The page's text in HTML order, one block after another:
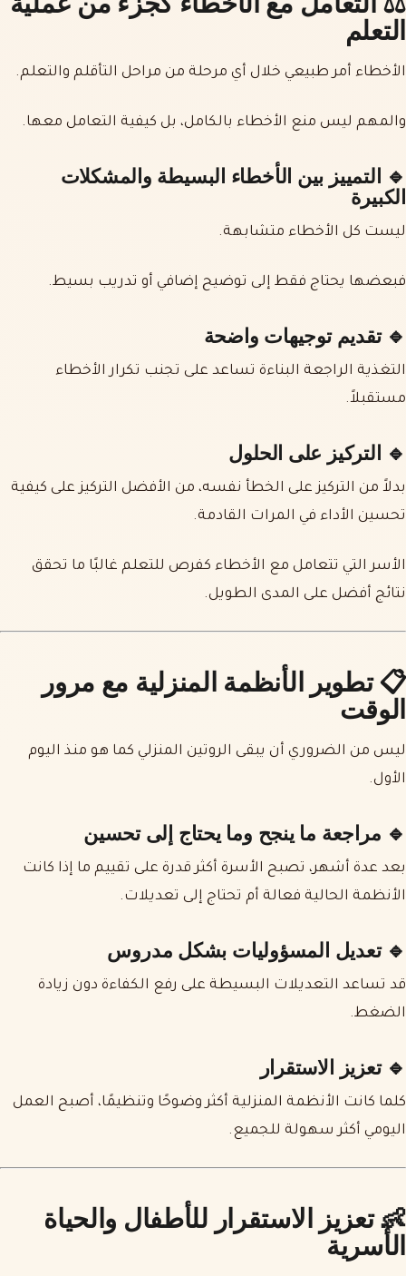
التعلم
الأخطاء أمر طبيعي خلال أي مرحلة من مراحل التأقلم والتعلم.
والمهم ليس منع الأخطاء بالكامل، بل كيفية التعامل معها.
🔹 التمييز بين الأخطاء البسيطة والمشكلات
الكبيرة
ليست كل الأخطاء متشابهة.
فبعضها يحتاج فقط إلى توضيح إضافي أو تدريب بسيط.
🔹 تقديم توجيهات واضحة
التغذية الراجعة البناءة تساعد على تجنب تكرار الأخطاء
مستقبلاً.
🔹 التركيز على الحلول
بدلاً من التركيز على الخطأ نفسه، من الأفضل التركيز على كيفية
تحسين الأداء في المرات القادمة.
الأسر التي تتعامل مع الأخطاء كفرص للتعلم غالبًا ما تحقق
نتائج أفضل على المدى الطويل.
📋 تطوير الأنظمة المنزلية مع مرور
الوقت
ليس من الضروري أن يبقى الروتين المنزلي كما هو منذ اليوم
الأول.
🔹 مراجعة ما ينجح وما يحتاج إلى تحسين
بعد عدة أشهر، تصبح الأسرة أكثر قدرة على تقييم ما إذا كانت
الأنظمة الحالية فعالة أم تحتاج إلى تعديلات.
🔹 تعديل المسؤوليات بشكل مدروس
قد تساعد التعديلات البسيطة على رفع الكفاءة دون زيادة
الضغط.
🔹 تعزيز الاستقرار
كلما كانت الأنظمة المنزلية أكثر وضوحًا وتنظيمًا، أصبح العمل
اليومي أكثر سهولة للجميع.
👶 تعزيز الاستقرار للأطفال والحياة
الأسرية